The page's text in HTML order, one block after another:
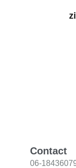
Contact
06-